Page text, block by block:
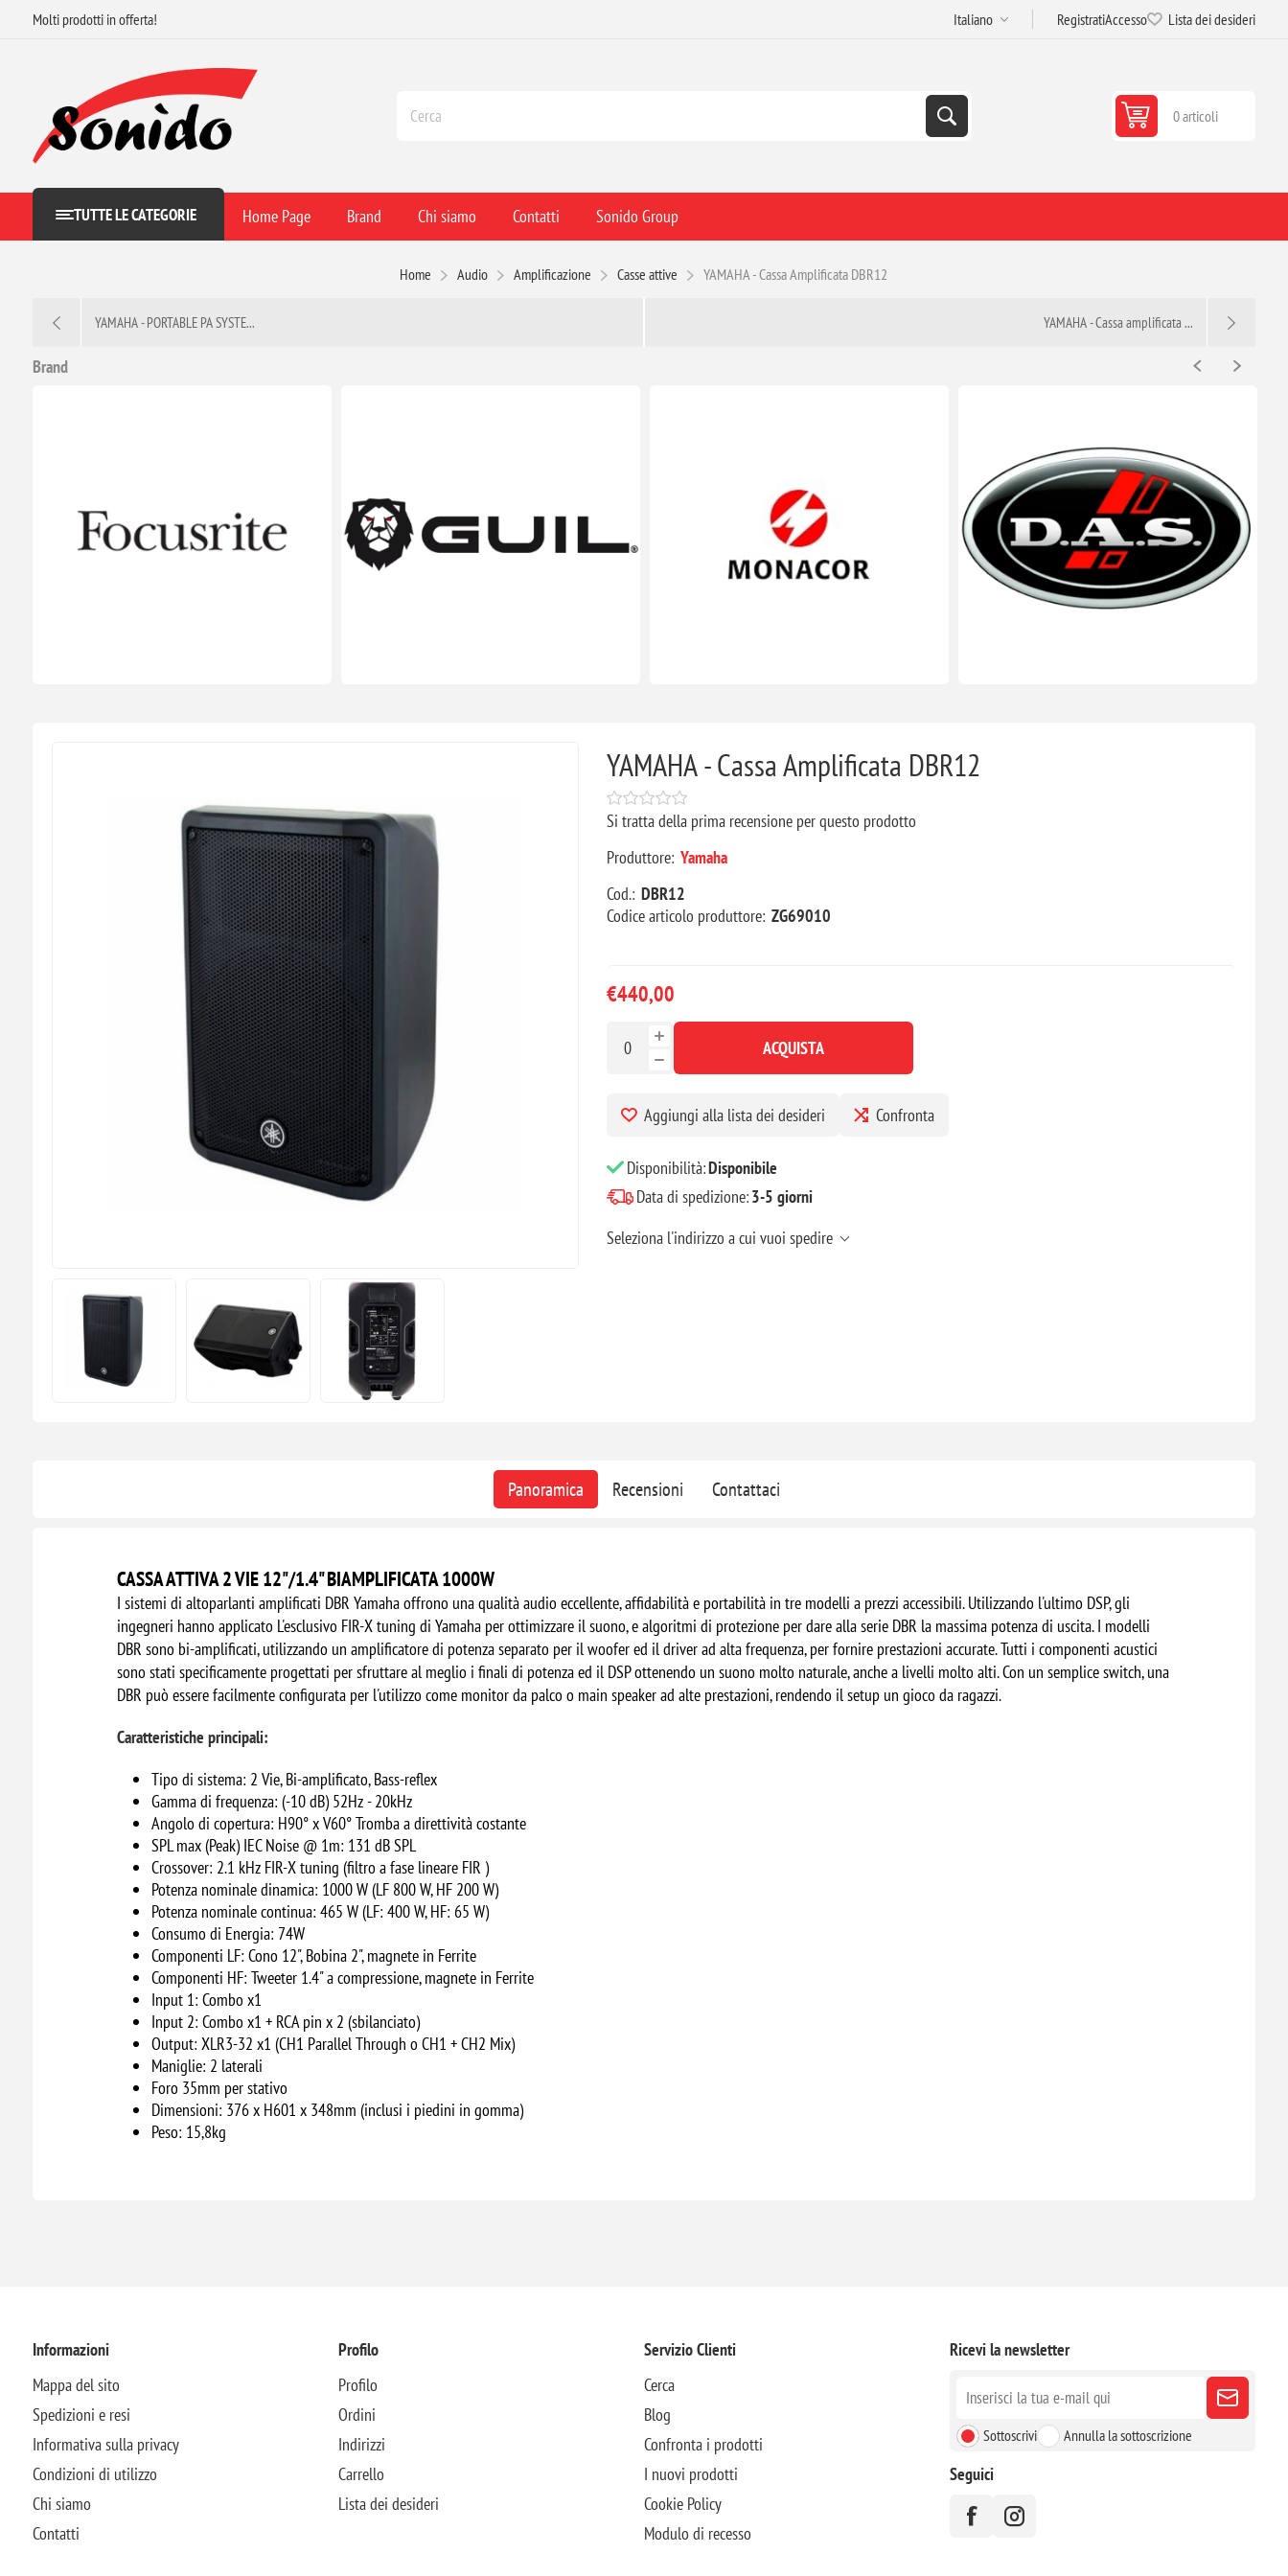
Molti prodotti in offerta! RegistratiAccesso Lista dei desideri
0 articoli
TUTTE LE CATEGORIE Home Page Brand Chi siamo Contatti Sonido Group
Home Audio Amplificazione Casse attive YAMAHA - Cassa Amplificata DBR12
YAMAHA - PORTABLE PA SYSTE... YAMAHA - Cassa amplificata ...
Brand
YAMAHA - Cassa Amplificata DBR12
Si tratta della prima recensione per questo prodotto
Produttore: Yamaha
Cod.: DBR12
Codice articolo produttore: ZG69010
€440,00
ACQUISTA
Aggiungi alla lista dei desideri Confronta
Disponibilità:Disponibile
Data di spedizione:3-5 giorni
Seleziona l'indirizzo a cui vuoi spedire
Panoramica Recensioni Contattaci
CASSA ATTIVA 2 VIE 12"/1.4" BIAMPLIFICATA 1000W
I sistemi di altoparlanti amplificati DBR Yamaha offrono una qualità audio eccellente, affidabilità e portabilità in tre modelli a prezzi accessibili. Utilizzando l'ultimo DSP, gli
ingegneri hanno applicato L'esclusivo FIR-X tuning di Yamaha per ottimizzare il suono, e algoritmi di protezione per dare alla serie DBR la massima potenza di uscita. I modelli
DBR sono bi-amplificati, utilizzando un amplificatore di potenza separato per il woofer ed il driver ad alta frequenza, per fornire prestazioni accurate. Tutti i componenti acustici
sono stati specificamente progettati per sfruttare al meglio i finali di potenza ed il DSP ottenendo un suono molto naturale, anche a livelli molto alti. Con un semplice switch, una
DBR può essere facilmente configurata per l'utilizzo come monitor da palco o main speaker ad alte prestazioni, rendendo il setup un gioco da ragazzi.
Caratteristiche principali:
Tipo di sistema: 2 Vie, Bi-amplificato, Bass-reflex
Gamma di frequenza: (-10 dB) 52Hz - 20kHz
Angolo di copertura: H90° x V60° Tromba a direttività costante
SPL max (Peak) IEC Noise @ 1m: 131 dB SPL
Crossover: 2.1 kHz FIR-X tuning (filtro a fase lineare FIR )
Potenza nominale dinamica: 1000 W (LF 800 W, HF 200 W)
Potenza nominale continua: 465 W (LF: 400 W, HF: 65 W)
Consumo di Energia: 74W
Componenti LF: Cono 12", Bobina 2", magnete in Ferrite
Componenti HF: Tweeter 1.4" a compressione, magnete in Ferrite
Input 1: Combo x1
Input 2: Combo x1 + RCA pin x 2 (sbilanciato)
Output: XLR3-32 x1 (CH1 Parallel Through o CH1 + CH2 Mix)
Maniglie: 2 laterali
Foro 35mm per stativo
Dimensioni: 376 x H601 x 348mm (inclusi i piedini in gomma)
Peso: 15,8kg
Informazioni
Mappa del sito
Spedizioni e resi
Informativa sulla privacy
Condizioni di utilizzo
Chi siamo
Contatti
Profilo
Profilo
Ordini
Indirizzi
Carrello
Lista dei desideri
Servizio Clienti
Cerca
Blog
Confronta i prodotti
I nuovi prodotti
Cookie Policy
Modulo di recesso
Ricevi la newsletter
Sottoscrivi Annulla la sottoscrizione
Seguici